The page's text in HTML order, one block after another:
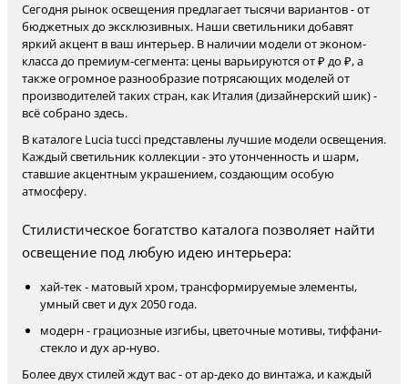
Сегодня рынок освещения предлагает тысячи вариантов - от
бюджетных до эксклюзивных. Наши светильники добавят
яркий акцент в ваш интерьер. В наличии модели от эконом-
класса до премиум-сегмента: цены варьируются от ₽ до ₽, а
также огромное разнообразие потрясающих моделей от
производителей таких стран, как Италия (дизайнерский шик) -
всё собрано здесь.
В каталоге Lucia tucci представлены лучшие модели освещения.
Каждый светильник коллекции - это утонченность и шарм,
ставшие акцентным украшением, создающим особую
атмосферу.
Стилистическое богатство каталога позволяет найти
освещение под любую идею интерьера:
хай-тек - матовый хром, трансформируемые элементы,
умный свет и дух 2050 года.
модерн - грациозные изгибы, цветочные мотивы, тиффани-
стекло и дух ар-нуво.
Более двух стилей ждут вас - от ар-деко до винтажа, и каждый